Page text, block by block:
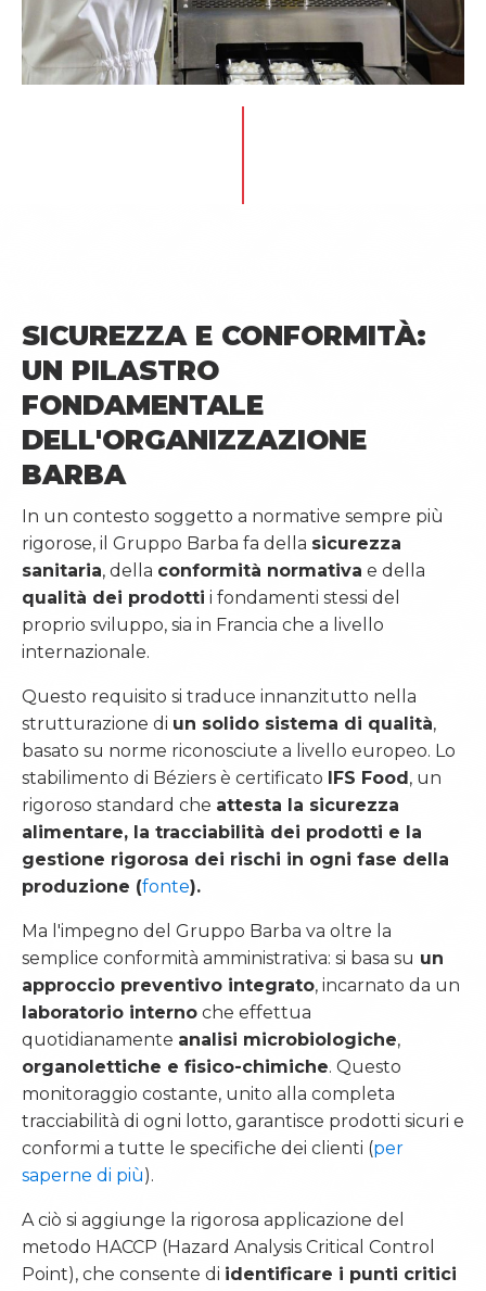
SICUREZZA E CONFORMITÀ:
UN PILASTRO
FONDAMENTALE
DELL'ORGANIZZAZIONE
BARBA
In un contesto soggetto a normative sempre più
rigorose, il Gruppo Barba fa della sicurezza
sanitaria, della conformità normativa e della
qualità dei prodotti i fondamenti stessi del
proprio sviluppo, sia in Francia che a livello
internazionale.
Questo requisito si traduce innanzitutto nella
strutturazione di un solido sistema di qualità,
basato su norme riconosciute a livello europeo. Lo
stabilimento di Béziers è certificato IFS Food, un
rigoroso standard che attesta la sicurezza
alimentare, la tracciabilità dei prodotti e la
gestione rigorosa dei rischi in ogni fase della
produzione (fonte).
Ma l'impegno del Gruppo Barba va oltre la
semplice conformità amministrativa: si basa su un
approccio preventivo integrato, incarnato da un
laboratorio interno che effettua
quotidianamente analisi microbiologiche,
organolettiche e fisico-chimiche. Questo
monitoraggio costante, unito alla completa
tracciabilità di ogni lotto, garantisce prodotti sicuri e
conformi a tutte le specifiche dei clienti (per
saperne di più).
A ciò si aggiunge la rigorosa applicazione del
metodo HACCP (Hazard Analysis Critical Control
Point), che consente di identificare i punti critici